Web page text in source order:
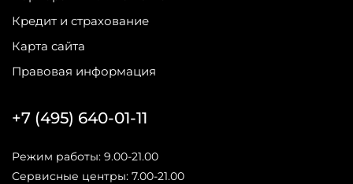
Кредит и страхование
Карта сайта
Правовая информация
+7 (495) 640-01-11
Режим работы: 9.00-21.00
Сервисные центры: 7.00-21.00